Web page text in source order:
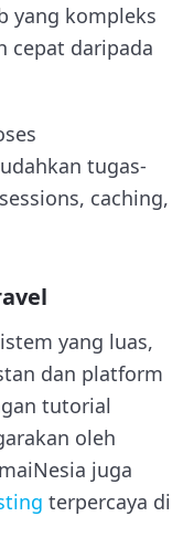
yang kompleks
cepat daripada
tugas-
caching,
yang luas,
dan platform
tutorial
oleh
juga
terpercaya di